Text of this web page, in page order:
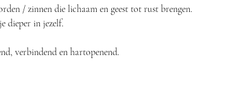
/ zinnen die lichaam en geest tot rust brengen.
dieper in jezelf.
verbindend en hartopenend.